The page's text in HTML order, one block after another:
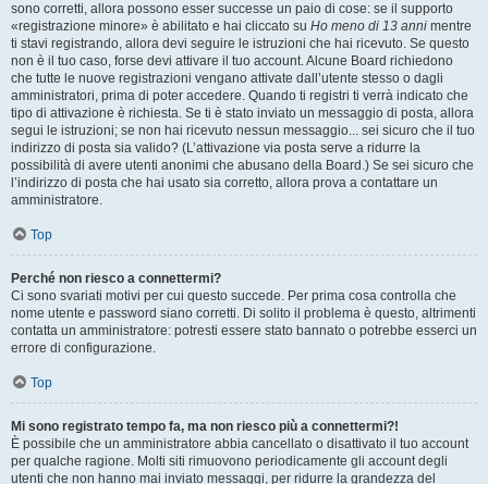
sono corretti, allora possono esser successe un paio di cose: se il supporto
«registrazione minore» è abilitato e hai cliccato su Ho meno di 13 anni mentre
ti stavi registrando, allora devi seguire le istruzioni che hai ricevuto. Se questo
non è il tuo caso, forse devi attivare il tuo account. Alcune Board richiedono
che tutte le nuove registrazioni vengano attivate dall’utente stesso o dagli
amministratori, prima di poter accedere. Quando ti registri ti verrà indicato che
tipo di attivazione è richiesta. Se ti è stato inviato un messaggio di posta, allora
segui le istruzioni; se non hai ricevuto nessun messaggio... sei sicuro che il tuo
indirizzo di posta sia valido? (L’attivazione via posta serve a ridurre la
possibilità di avere utenti anonimi che abusano della Board.) Se sei sicuro che
l’indirizzo di posta che hai usato sia corretto, allora prova a contattare un
amministratore.
Top
Perché non riesco a connettermi?
Ci sono svariati motivi per cui questo succede. Per prima cosa controlla che
nome utente e password siano corretti. Di solito il problema è questo, altrimenti
contatta un amministratore: potresti essere stato bannato o potrebbe esserci un
errore di configurazione.
Top
Mi sono registrato tempo fa, ma non riesco più a connettermi?!
È possibile che un amministratore abbia cancellato o disattivato il tuo account
per qualche ragione. Molti siti rimuovono periodicamente gli account degli
utenti che non hanno mai inviato messaggi, per ridurre la grandezza del